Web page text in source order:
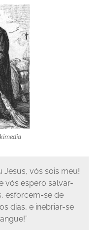
Jesus, vós sois meu!
vós espero salvar-
esforcem-se de
dias, e inebriar-se